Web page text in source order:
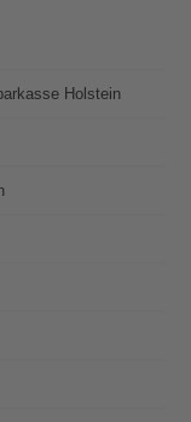
Holstein